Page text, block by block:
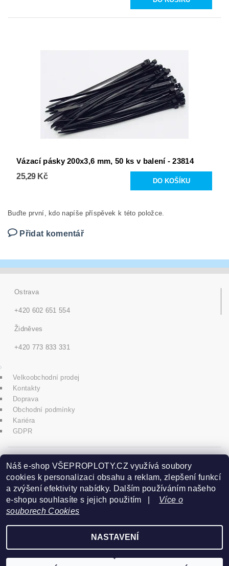
Vázací pásky 200x3,6 mm, 50 ks v balení - 23814
25,29 Kč
Buďte první, kdo napíše příspěvek k této položce.
Přidat komentář
Ostrava
+420 602 651 554
Židněves
+420 773 833 331
Velkoobchodní prodej
Kontakty
Doprava
Obchodní podmínky
Kariéra
GDPR
icons8.com
Praha - Herink
+420 606 020 266
2026 ©www.vseproploty.cz, všechna práva vyhrazena
Náš e-shop VŠEPROPLOTY.CZ využívá soubory
cookies k personalizaci obsahu a reklam, zlepšení funkcí
a zvýšení efektivity nabídky. Dalším používáním našeho
e-shopu souhlasíte s jejich použitím | Více o
souborech Cookies
NASTAVENÍ